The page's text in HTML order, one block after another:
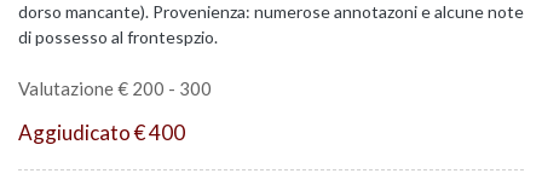
dorso mancante). Provenienza: numerose annotazoni e alcune note
di possesso al frontespzio.
Valutazione € 200 - 300
Aggiudicato € 400